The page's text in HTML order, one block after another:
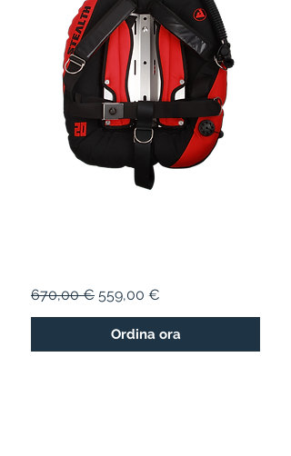
Prezzo regolare
670,00 € Prezzo scontato
559,00 €
Ordina ora